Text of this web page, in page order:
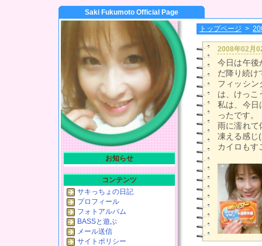
Saki Fukumoto Official Page
トップページ >
2008年02月
今日は午後
だ降り続け
フィッシン
は、けっこ
私は、今日
ったです。
雨に濡れて
凍える感じ
カイロもす
お知らせ
コンテンツ
サキっちょの日記
プロフィール
フォトアルバム
BASSと遊ぶ
メール送信
サイトポリシー